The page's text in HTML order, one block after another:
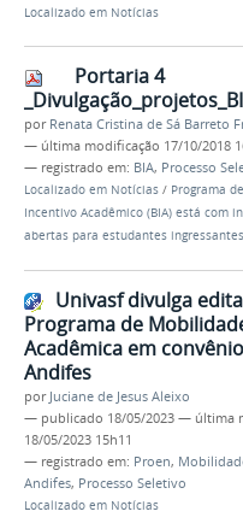
Localizado em Notícias
Portaria 4
por Renata Cristina de Sá Barreto
— última modificação 17/10/2018
— registrado em: BIA, Processo
Localizado em Notícias / Programa
Incentivo Acadêmico (BIA) está com
abertas para estudantes ingressantes
Univasf divulga
Programa de
Acadêmica em
Andifes
por Juciane de Jesus Aleixo
— publicado 18/05/2023 — última
18/05/2023 15h11
— registrado em: Proen,
Andifes, Processo Seletivo
Localizado em Notícias